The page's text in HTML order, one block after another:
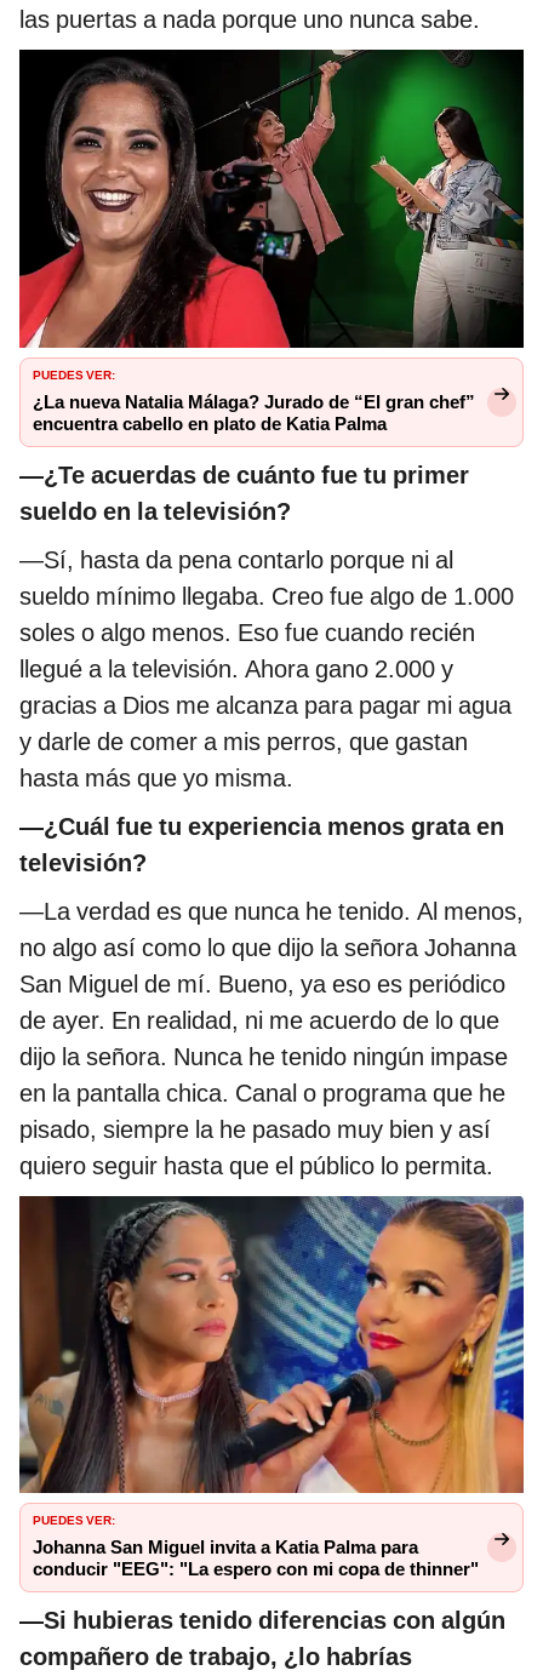
las puertas a nada porque uno nunca sabe.
PUEDES VER:
¿La nueva Natalia Málaga? Jurado de “El gran chef”
encuentra cabello en plato de Katia Palma
—¿Te acuerdas de cuánto fue tu primer
sueldo en la televisión?
—Sí, hasta da pena contarlo porque ni al
sueldo mínimo llegaba. Creo fue algo de 1.000
soles o algo menos. Eso fue cuando recién
llegué a la televisión. Ahora gano 2.000 y
gracias a Dios me alcanza para pagar mi agua
y darle de comer a mis perros, que gastan
hasta más que yo misma.
—¿Cuál fue tu experiencia menos grata en
televisión?
—La verdad es que nunca he tenido. Al menos,
no algo así como lo que dijo la señora Johanna
San Miguel de mí. Bueno, ya eso es periódico
de ayer. En realidad, ni me acuerdo de lo que
dijo la señora. Nunca he tenido ningún impase
en la pantalla chica. Canal o programa que he
pisado, siempre la he pasado muy bien y así
quiero seguir hasta que el público lo permita.
PUEDES VER:
Johanna San Miguel invita a Katia Palma para
conducir "EEG": "La espero con mi copa de thinner"
—Si hubieras tenido diferencias con algún
compañero de trabajo, ¿lo habrías